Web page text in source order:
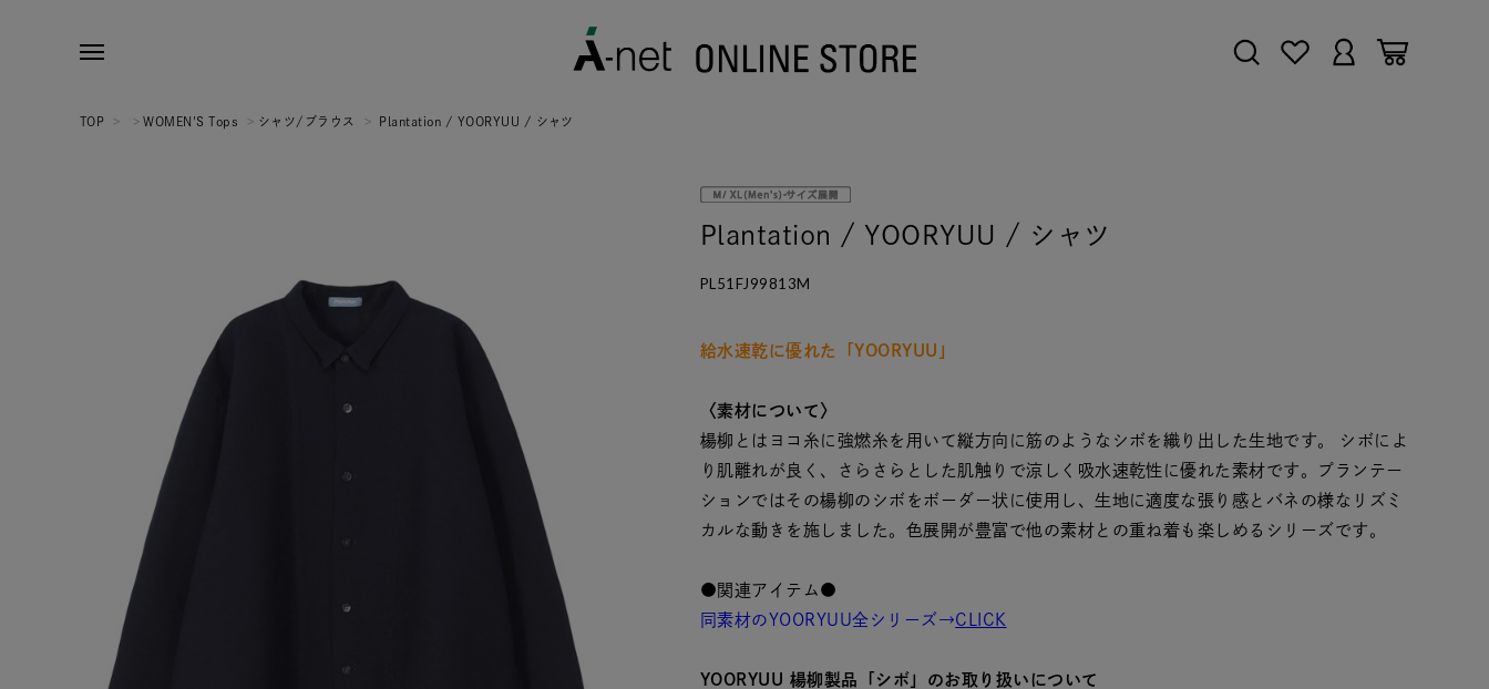
TOP > > WOMEN'S Tops > シャツ/ブラウス > Plantation / YOORYUU / シャツ
Plantation / YOORYUU / シャツ
PL51FJ99813M
給水速乾に優れた「YOORYUU」
〈素材について〉
楊柳とはヨコ糸に強燃糸を用いて縦方向に筋のようなシボを織り出した生地です。 シボによ
り肌離れが良く、さらさらとした肌触りで涼しく吸水速乾性に優れた素材です。プランテー
ションではその楊柳のシボをボーダー状に使用し、生地に適度な張り感とバネの様なリズミ
カルな動きを施しました。色展開が豊富で他の素材との重ね着も楽しめるシリーズです。
●関連アイテム●
同素材のYOORYUU全シリーズ→CLICK
YOORYUU 楊柳製品「シボ」のお取り扱いについて